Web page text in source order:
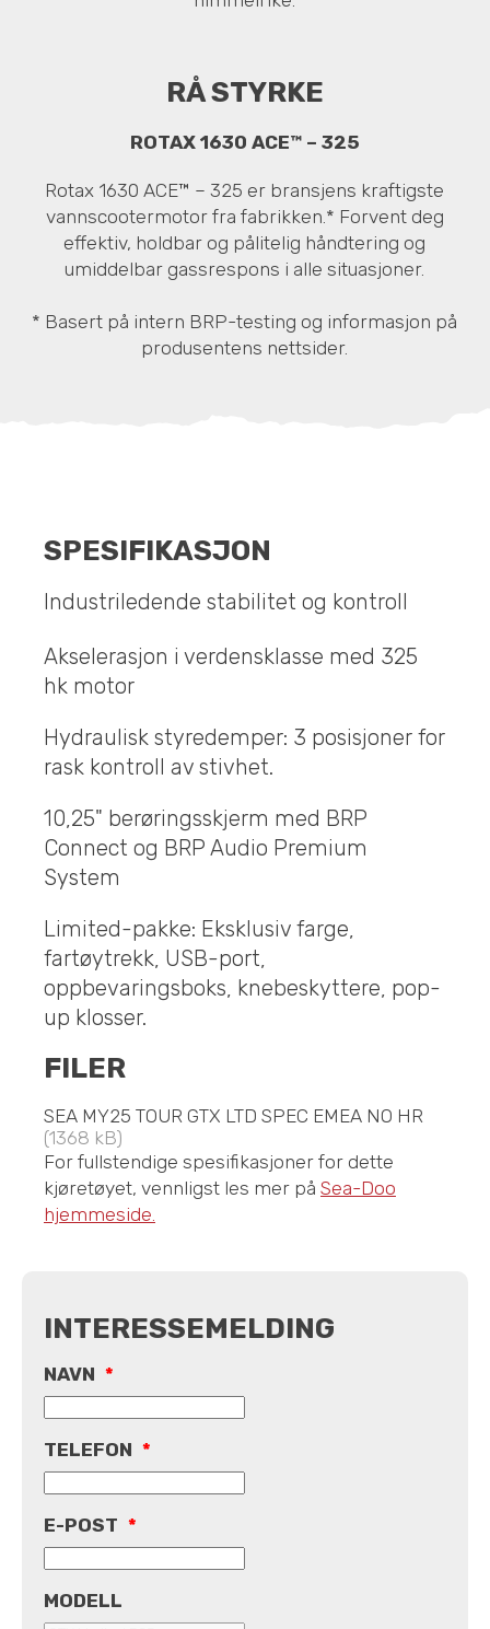
RÅ STYRKE
ROTAX 1630 ACE™ – 325
Rotax 1630 ACE™ – 325 er bransjens kraftigste
vannscootermotor fra fabrikken.* Forvent deg
effektiv, holdbar og pålitelig håndtering og
umiddelbar gassrespons i alle situasjoner.
* Basert på intern BRP-testing og informasjon på
produsentens nettsider.
SPESIFIKASJON
Industriledende stabilitet og kontroll
Akselerasjon i verdensklasse med 325
hk motor
Hydraulisk styredemper: 3 posisjoner for
rask kontroll av stivhet.
10,25" berøringsskjerm med BRP
Connect og BRP Audio Premium
System
Limited-pakke: Eksklusiv farge,
fartøytrekk, USB-port,
oppbevaringsboks, knebeskyttere, pop-
up klosser.
FILER
SEA MY25 TOUR GTX LTD SPEC EMEA NO HR
(1368 kB)
For fullstendige spesifikasjoner for dette
kjøretøyet, vennligst les mer på Sea-Doo
hjemmeside.
INTERESSEMELDING
NAVN *
TELEFON *
E-POST *
MODELL